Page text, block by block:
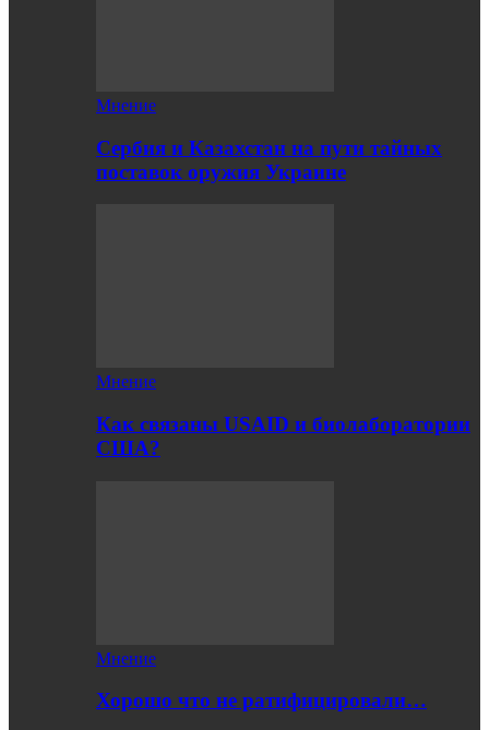
Мнение
Сербия и Казахстан на пути тайных
поставок оружия Украине
Мнение
Как связаны USAID и биолаборатории
США?
Мнение
Хорошо что не ратифицировали…